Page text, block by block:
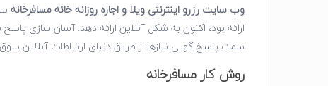
وب سایت رزرو اینترنتی ویلا و اجاره روزانه خانه مسافرخانه
ارائه بود، اکنون به شکل آنلاین ارائه دهد. آسان سازی
سمت پاسخ گویی نیازها از طریق دنیای ارتباطات آنلاین
روش کار مسافرخانه